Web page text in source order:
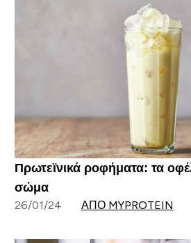
Πρωτεϊνικά ροφήματα: τα
σώμα
26/01/24 ΑΠΌ MYPROTEIN